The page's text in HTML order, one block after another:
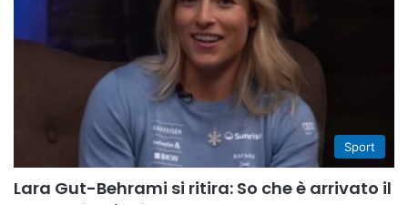
Sport
Lara Gut-Behrami si ritira: So che è arrivato il